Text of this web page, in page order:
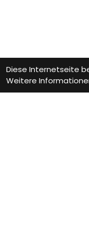
Diese Internetseite
Weitere